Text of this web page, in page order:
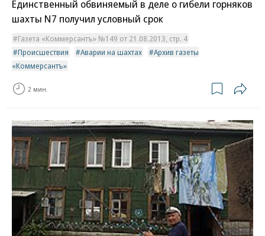
Единственный обвиняемый в деле о гибели горняков
шахты N7 получил условный срок
Газета «Коммерсантъ» №149 от 21.08.2013, стр. 4
Происшествия
Аварии на шахтах
Архив газеты
«Коммерсантъ»
2 мин.